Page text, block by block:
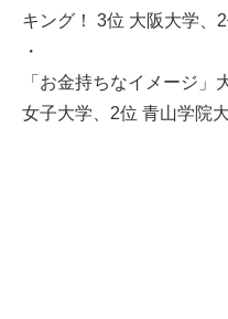
キング！ 3位 大阪大学、
・
「お金持ちなイメージ」
女子大学、2位 青山学院